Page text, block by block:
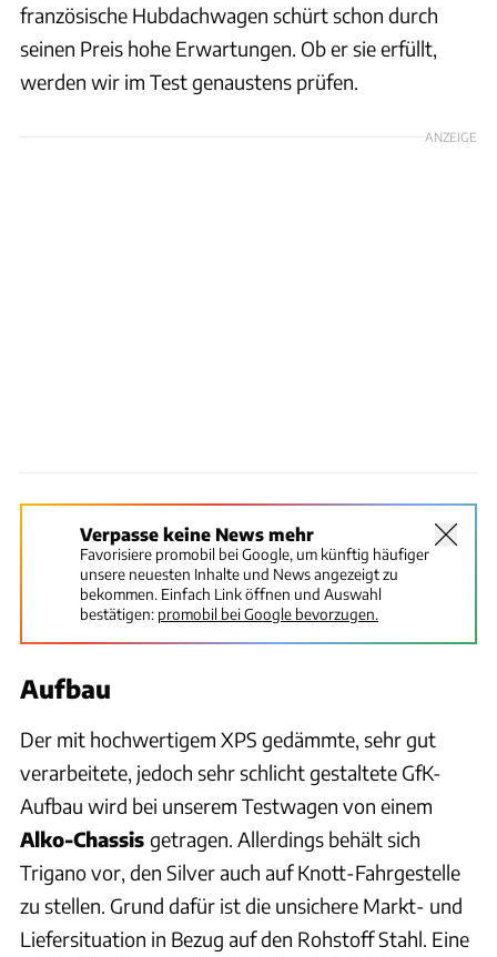
französische Hubdachwagen schürt schon durch
seinen Preis hohe Erwartungen. Ob er sie erfüllt,
werden wir im Test genaustens prüfen.
ANZEIGE
Verpasse keine News mehr
Favorisiere promobil bei Google, um künftig häufiger
unsere neuesten Inhalte und News angezeigt zu
bekommen. Einfach Link öffnen und Auswahl
bestätigen: promobil bei Google bevorzugen.
Aufbau
Der mit hochwertigem XPS gedämmte, sehr gut
verarbeitete, jedoch sehr schlicht gestaltete GfK-
Aufbau wird bei unserem Testwagen von einem
Alko-Chassis getragen. Allerdings behält sich
Trigano vor, den Silver auch auf Knott-Fahrgestelle
zu stellen. Grund dafür ist die unsichere Markt- und
Liefersituation in Bezug auf den Rohstoff Stahl. Eine